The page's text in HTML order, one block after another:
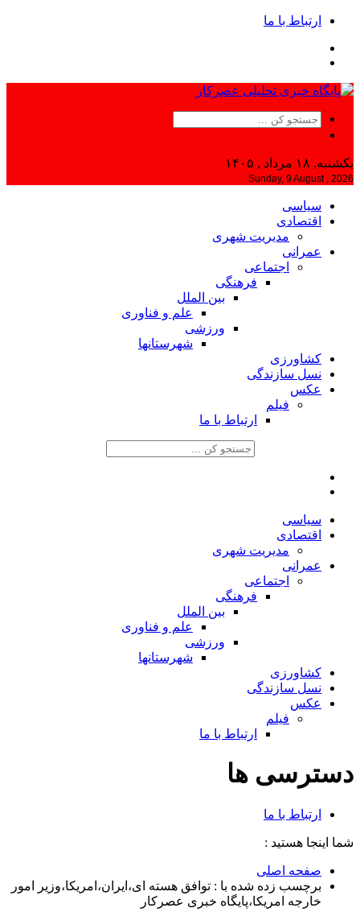
ارتباط با ما
یکشنبه, ۱۸ مرداد , ۱۴۰۵
Sunday, 9 August , 2026
سیاسی
اقتصادی
مدیریت شهری
عمرانی
اجتماعی
فرهنگی
بین الملل
علم و فناوری
ورزشی
شهرستانها
کشاورزی
نسل سازندگی
عکس
فیلم
ارتباط با ما
سیاسی
اقتصادی
مدیریت شهری
عمرانی
اجتماعی
فرهنگی
بین الملل
علم و فناوری
ورزشی
شهرستانها
کشاورزی
نسل سازندگی
عکس
فیلم
ارتباط با ما
دسترسی ها
ارتباط با ما
شما اینجا هستید :
صفحه اصلی
برچسب زده شده با : توافق هسته ای،ایران،امریکا،وزیر امور
خارجه امریکا،پایگاه خبری عصرکار